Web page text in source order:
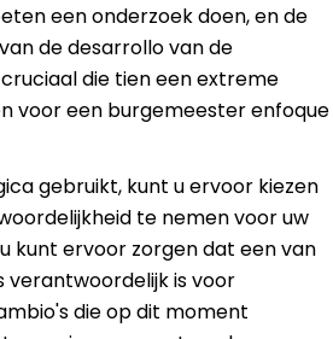
een onderzoek doen, en de
de desarrollo van de
die tien een extreme
voor een burgemeester enfoque
gebruikt, kunt u ervoor kiezen
te nemen voor uw
kunt ervoor zorgen dat een van
verantwoordelijk is voor
die op dit moment